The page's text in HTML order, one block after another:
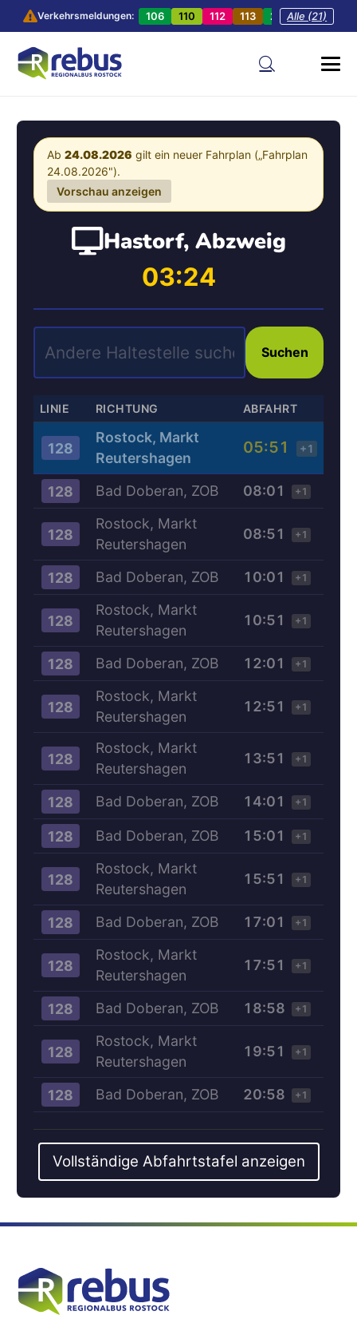
Verkehrsmeldungen: 106 110 112 113 201 202
Alle (21)
Ab 24.08.2026 gilt ein neuer Fahrplan („Fahrplan
24.08.2026").
Vorschau anzeigen
Hastorf, Abzweig
03:24
Suchen
LINIE RICHTUNG ABFAHRT
128
Rostock, Markt
Reutershagen
05:51 +1
128 Bad Doberan, ZOB 08:01 +1
128
Rostock, Markt
Reutershagen
08:51 +1
128 Bad Doberan, ZOB 10:01 +1
128
Rostock, Markt
Reutershagen
10:51 +1
128 Bad Doberan, ZOB 12:01 +1
128
Rostock, Markt
Reutershagen
12:51 +1
128
Rostock, Markt
Reutershagen
13:51 +1
128 Bad Doberan, ZOB 14:01 +1
128 Bad Doberan, ZOB 15:01 +1
128
Rostock, Markt
Reutershagen
15:51 +1
128 Bad Doberan, ZOB 17:01 +1
128
Rostock, Markt
Reutershagen
17:51 +1
128 Bad Doberan, ZOB 18:58 +1
128
Rostock, Markt
Reutershagen
19:51 +1
128 Bad Doberan, ZOB 20:58 +1
Vollständige Abfahrtstafel anzeigen